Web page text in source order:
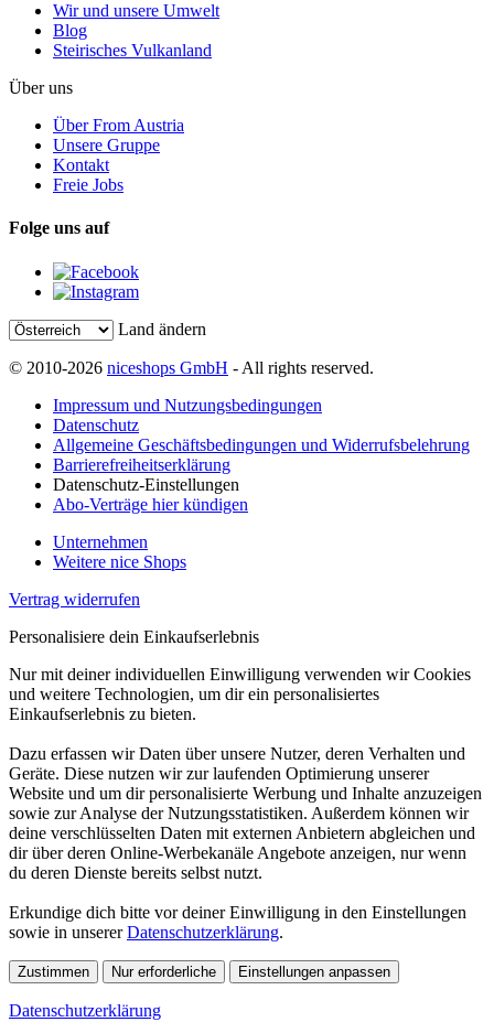
Wir und unsere Umwelt
Blog
Steirisches Vulkanland
Über uns
Über From Austria
Unsere Gruppe
Kontakt
Freie Jobs
Folge uns auf
Land ändern
© 2010-2026 niceshops GmbH - All rights reserved.
Impressum und Nutzungsbedingungen
Datenschutz
Allgemeine Geschäftsbedingungen und Widerrufsbelehrung
Barrierefreiheitserklärung
Datenschutz-Einstellungen
Abo-Verträge hier kündigen
Unternehmen
Weitere nice Shops
Vertrag widerrufen
Personalisiere dein Einkaufserlebnis
Nur mit deiner individuellen Einwilligung verwenden wir Cookies
und weitere Technologien, um dir ein personalisiertes
Einkaufserlebnis zu bieten.
Dazu erfassen wir Daten über unsere Nutzer, deren Verhalten und
Geräte. Diese nutzen wir zur laufenden Optimierung unserer
Website und um dir personalisierte Werbung und Inhalte anzuzeigen
sowie zur Analyse der Nutzungsstatistiken. Außerdem können wir
deine verschlüsselten Daten mit externen Anbietern abgleichen und
dir über deren Online-Werbekanäle Angebote anzeigen, nur wenn
du deren Dienste bereits selbst nutzt.
Erkundige dich bitte vor deiner Einwilligung in den Einstellungen
sowie in unsererDatenschutzerklärung.
Zustimmen Nur erforderliche Einstellungen anpassen
Datenschutzerklärung